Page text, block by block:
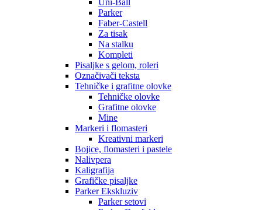
Uni-Ball
Parker
Faber-Castell
Za tisak
Na stalku
Kompleti
Pisaljke s gelom, roleri
Označivači teksta
Tehničke i grafitne olovke
Tehničke olovke
Grafitne olovke
Mine
Markeri i flomasteri
Kreativni markeri
Bojice, flomasteri i pastele
Nalivpera
Kaligrafija
Grafičke pisaljke
Parker Ekskluziv
Parker setovi